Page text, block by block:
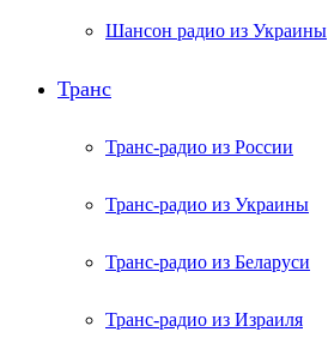
Шансон радио из Украины
Транс
Транс-радио из России
Транс-радио из Украины
Транс-радио из Беларуси
Транс-радио из Израиля